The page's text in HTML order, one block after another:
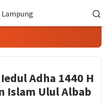
Adha 1440 H
Islam Ulul Albab